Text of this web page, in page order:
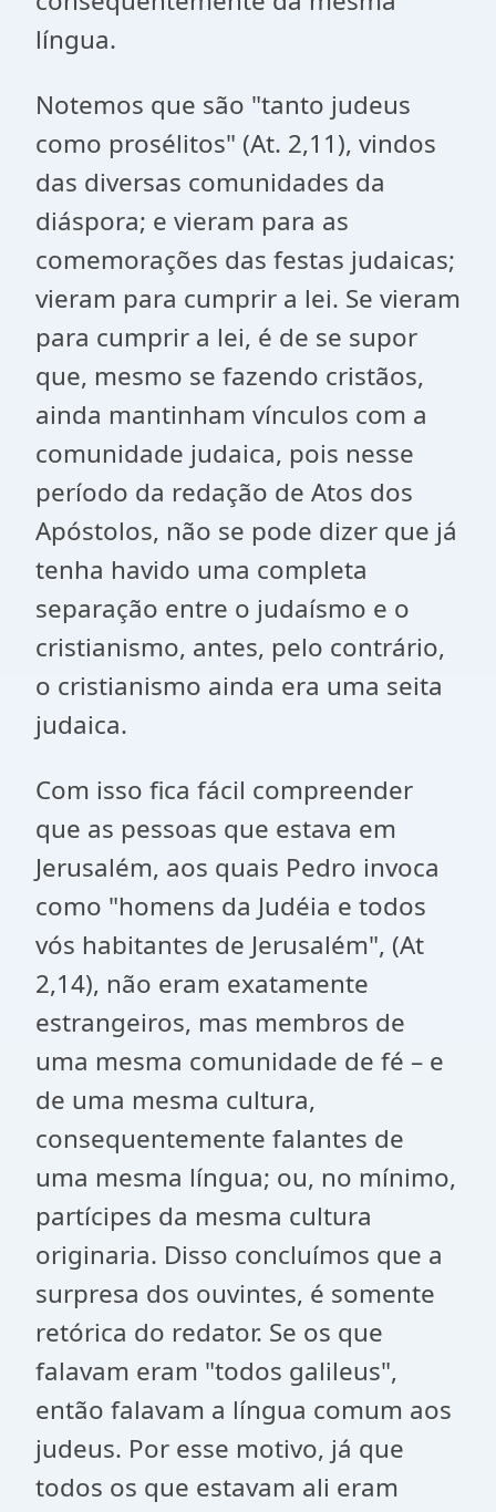
língua.
Notemos que são "tanto judeus
como prosélitos" (At. 2,11), vindos
das diversas comunidades da
diáspora; e vieram para as
comemorações das festas judaicas;
vieram para cumprir a lei. Se vieram
para cumprir a lei, é de se supor
que, mesmo se fazendo cristãos,
ainda mantinham vínculos com a
comunidade judaica, pois nesse
período da redação de Atos dos
Apóstolos, não se pode dizer que já
tenha havido uma completa
separação entre o judaísmo e o
cristianismo, antes, pelo contrário,
o cristianismo ainda era uma seita
judaica.
Com isso fica fácil compreender
que as pessoas que estava em
Jerusalém, aos quais Pedro invoca
como "homens da Judéia e todos
vós habitantes de Jerusalém", (At
2,14), não eram exatamente
estrangeiros, mas membros de
uma mesma comunidade de fé – e
de uma mesma cultura,
consequentemente falantes de
uma mesma língua; ou, no mínimo,
partícipes da mesma cultura
originaria. Disso concluímos que a
surpresa dos ouvintes, é somente
retórica do redator. Se os que
falavam eram "todos galileus",
então falavam a língua comum aos
judeus. Por esse motivo, já que
todos os que estavam ali eram